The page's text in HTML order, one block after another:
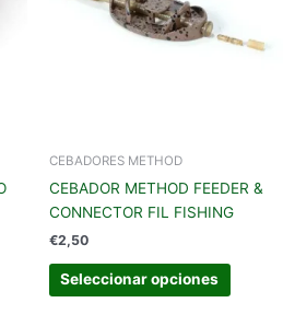
CEBADORES METHOD
CEBADOR METHOD FEEDER &
CONNECTOR FIL FISHING
€2,50
Seleccionar opciones
Las
la
página